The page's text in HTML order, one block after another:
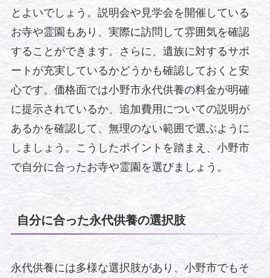
とよいでしょう。説明会や見学会を開催している
お寺や霊園もあり、実際に訪問して雰囲気を確認
することができます。さらに、遺族に対するサポ
ートが充実しているかどうかも確認しておくと安
心です。価格面では小野市永代供養の料金が明確
に提示されているか、追加費用についての説明が
あるかを確認して、無理のない範囲で選ぶように
しましょう。こうしたポイントを踏まえ、小野市
で自分に合ったお寺や霊園を選びましょう。
自分に合った永代供養の選択肢
永代供養には多様な選択肢があり、小野市でもそ